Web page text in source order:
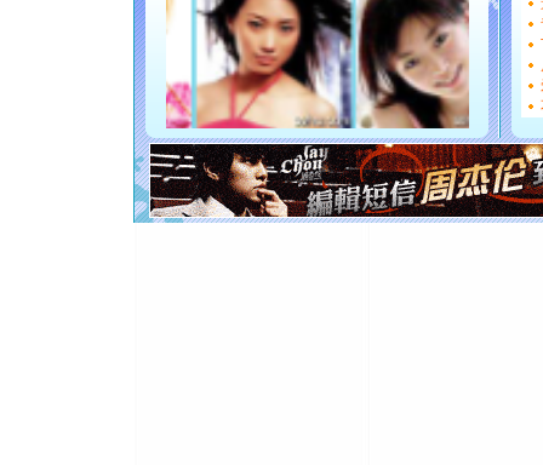
[圣诞节]
能正大
都要快乐
[圣诞节]
如意,快
[元旦]
断电。爱
你是我专
[元旦]如
起；二是